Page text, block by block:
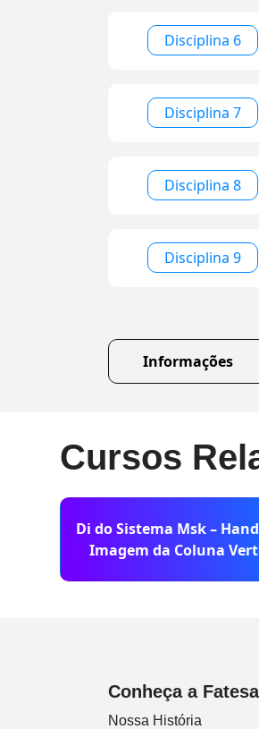
Disciplina 6
Disciplina 7
Disciplina 8
Disciplina 9
Informações
Cursos
Di do Sistema Msk –
Imagem da Coluna
Conheça a Fatesa
Nossa História